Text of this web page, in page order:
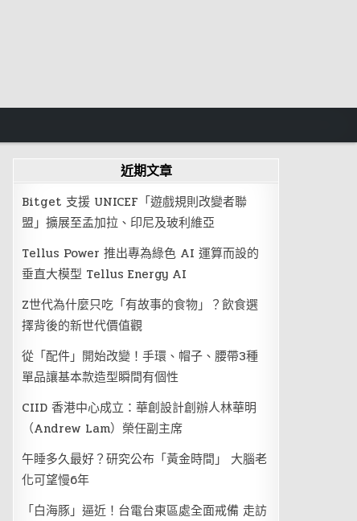
近期文章
Bitget 支援 UNICEF「遊戲規則改變者聯
盟」擴展至孟加拉、印尼及玻利維亞
Tellus Power 推出專為綠色 AI 運算而設的
垂直大模型 Tellus Energy AI
Z世代為什麼只吃「有故事的食物」？飲食選
擇背後的新世代價值觀
從「配件」開始改變！手環、帽子、腰帶3種
單品讓基本款造型瞬間有個性
CIID 香港中心成立：華創設計創辦人林華明
（Andrew Lam）榮任副主席
午睡多久最好？研究公布「黃金時間」 大腦老
化可望慢6年
「白海豚」逼近！台電台東區處全面戒備 走訪